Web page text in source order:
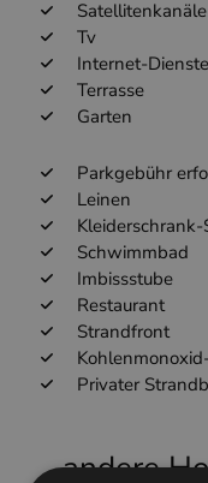
Satellitenkanäle
Tv
Internet-Dienste
Terrasse
Garten
Parkgebühr
Leinen
Kleiderschrank-
Schwimmbad
Imbissstube
Restaurant
Strandfront
Privater
andere